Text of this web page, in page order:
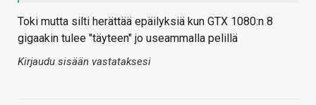
Toki mutta silti herättää epäilyksiä kun GTX 1080:n 8
gigaakin tulee "täyteen" jo useammalla pelillä
Kirjaudu sisään vastataksesi